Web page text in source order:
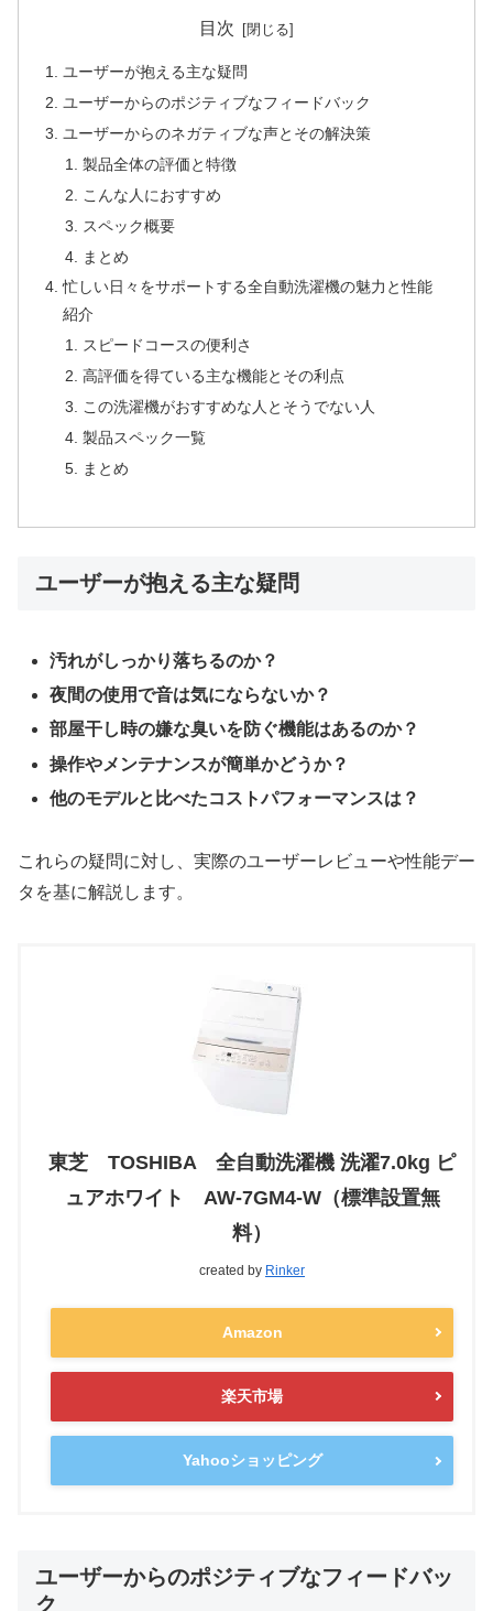
目次
ユーザーが抱える主な疑問
ユーザーからのポジティブなフィードバック
ユーザーからのネガティブな声とその解決策
製品全体の評価と特徴
こんな人におすすめ
スペック概要
まとめ
忙しい日々をサポートする全自動洗濯機の魅力と性能
紹介
スピードコースの便利さ
高評価を得ている主な機能とその利点
この洗濯機がおすすめな人とそうでない人
製品スペック一覧
まとめ
ユーザーが抱える主な疑問
汚れがしっかり落ちるのか？
夜間の使用で音は気にならないか？
部屋干し時の嫌な臭いを防ぐ機能はあるのか？
操作やメンテナンスが簡単かどうか？
他のモデルと比べたコストパフォーマンスは？
これらの疑問に対し、実際のユーザーレビューや性能デー
タを基に解説します。
東芝 TOSHIBA 全自動洗濯機 洗濯7.0kg ピ
ュアホワイト AW-7GM4-W（標準設置無
料）
created by Rinker
Amazon
楽天市場
Yahooショッピング
ユーザーからのポジティブなフィードバッ
ク